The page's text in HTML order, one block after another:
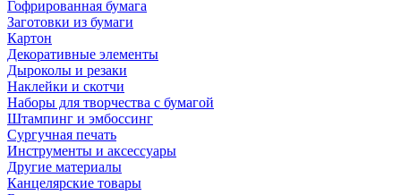
Гофрированная бумага
Заготовки из бумаги
Картон
Декоративные элементы
Дыроколы и резаки
Наклейки и скотчи
Наборы для творчества с бумагой
Штампинг и эмбоссинг
Сургучная печать
Инструменты и аксессуары
Другие материалы
Канцелярские товары